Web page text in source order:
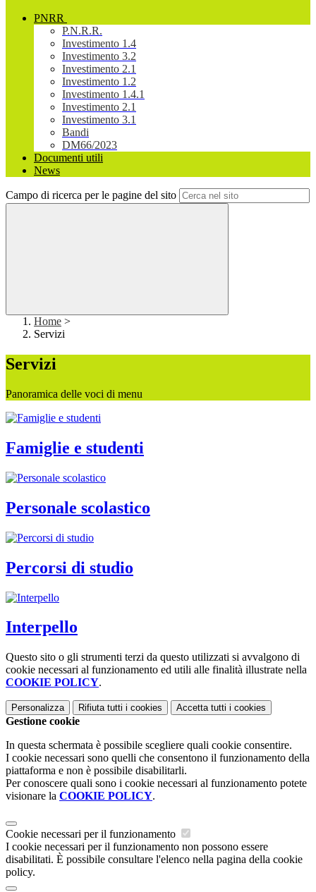
PNRR
P.N.R.R.
Investimento 1.4
Investimento 3.2
Investimento 2.1
Investimento 1.2
Investimento 1.4.1
Investimento 2.1
Investimento 3.1
Bandi
DM66/2023
Documenti utili
News
Campo di ricerca per le pagine del sito
Home >
Servizi
Servizi
Panoramica delle voci di menu
Famiglie e studenti
Personale scolastico
Percorsi di studio
Interpello
Questo sito o gli strumenti terzi da questo utilizzati si avvalgono di
cookie necessari al funzionamento ed utili alle finalità illustrate nella
COOKIE POLICY.
Personalizza Rifiuta tutti i cookies Accetta tutti i cookies
Gestione cookie
In questa schermata è possibile scegliere quali cookie consentire.
I cookie necessari sono quelli che consentono il funzionamento della
piattaforma e non è possibile disabilitarli.
Per conoscere quali sono i cookie necessari al funzionamento potete
visionare la COOKIE POLICY.
Cookie necessari per il funzionamento
I cookie necessari per il funzionamento non possono essere
disabilitati. È possibile consultare l'elenco nella pagina della cookie
policy.